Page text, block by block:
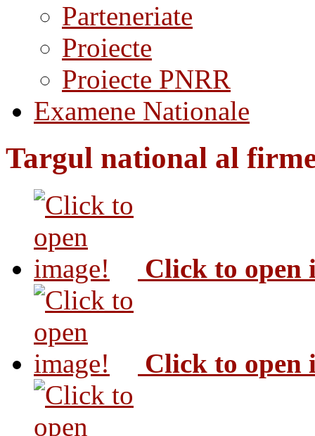
Parteneriate
Proiecte
Proiecte PNRR
Examene Nationale
Targul national al
Click to open
Click to open